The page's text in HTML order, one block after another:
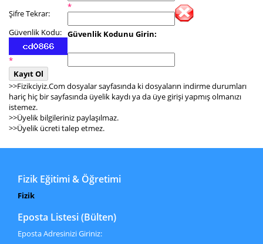
Şifre Tekrar:
*
Güvenlik Kodu:
*
Güvenlik Kodunu Girin:
>>Fizikciyiz.Com dosyalar sayfasında ki dosyaların indirme durumları
hariç hiç bir sayfasında üyelik kaydı ya da üye girişi yapmış olmanızı
istemez.
>>Üyelik bilgileriniz paylaşılmaz.
>>Üyelik ücreti talep etmez.
Fizik Eğitimi & Öğretimi
Fizik
Eposta Listesi (Bülten)
Eposta Adresinizi Giriniz: